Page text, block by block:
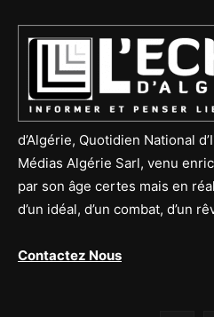
d’Algérie, Quotidien National
Médias Algérie Sarl, venu
par son âge certes mais en
d’un idéal, d’un combat, d’un
Contactez Nous